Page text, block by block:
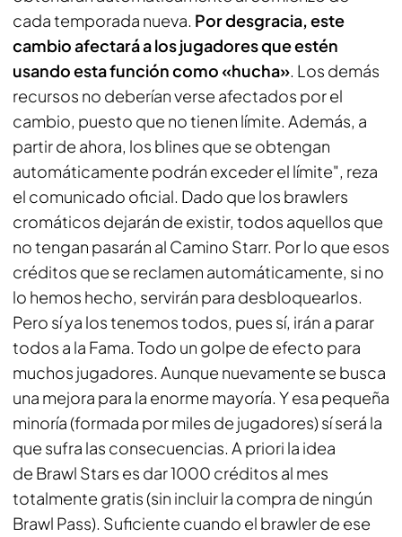
cada temporada nueva. Por desgracia, este
cambio afectará a los jugadores que estén
usando esta función como «hucha». Los demás
recursos no deberían verse afectados por el
cambio, puesto que no tienen límite. Además, a
partir de ahora, los blines que se obtengan
automáticamente podrán exceder el límite", reza
el comunicado oficial. Dado que los brawlers
cromáticos dejarán de existir, todos aquellos que
no tengan pasarán al Camino Starr. Por lo que esos
créditos que se reclamen automáticamente, si no
lo hemos hecho, servirán para desbloquearlos.
Pero sí ya los tenemos todos, pues sí, irán a parar
todos a la Fama. Todo un golpe de efecto para
muchos jugadores. Aunque nuevamente se busca
una mejora para la enorme mayoría. Y esa pequeña
minoría (formada por miles de jugadores) sí será la
que sufra las consecuencias. A priori la idea
de Brawl Stars es dar 1000 créditos al mes
totalmente gratis (sin incluir la compra de ningún
Brawl Pass). Suficiente cuando el brawler de ese